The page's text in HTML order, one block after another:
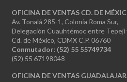
OFICINA DE VENTAS CD. DE
Av. Tonalá 285-1, Colonia Roma Sur,
Delegación Cuauhtémoc entre Tepeji
Cd. de México, CDMX C.P. 06760
Conmutador: (52) 55 55749734
(52) 55 67198048
OFICINA DE VENTAS